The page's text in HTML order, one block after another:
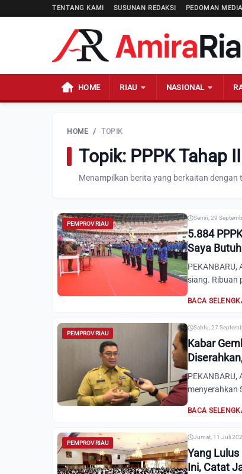
TENTANG KAMI SUSUNAN REDAKSI PEDOMAN
HOME RIAU NASIONAL
HOME / TOPIK
Topik: PPPK Tahap II
Menampilkan berita yang berkaitan dengan
PEMPROV RIAU
Senin, 29
5.884
Saya
siang. Ribuan
BACA
PEMPROV RIAU
Sabtu, 27
Kabar
menyerahkan
BACA
PEMPROV RIAU
Jumat, 11 Juli
Yang
Ini, Catat